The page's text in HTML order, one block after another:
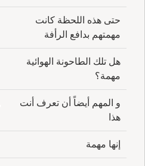
حتى هذه اللحظة كانت
مهمتهم بدافع الرأفة
هل تلك الطاحونة الهوائية
مهمة؟
و المهم أيضاً أن تعرف أنت
هذا
إنها مهمة